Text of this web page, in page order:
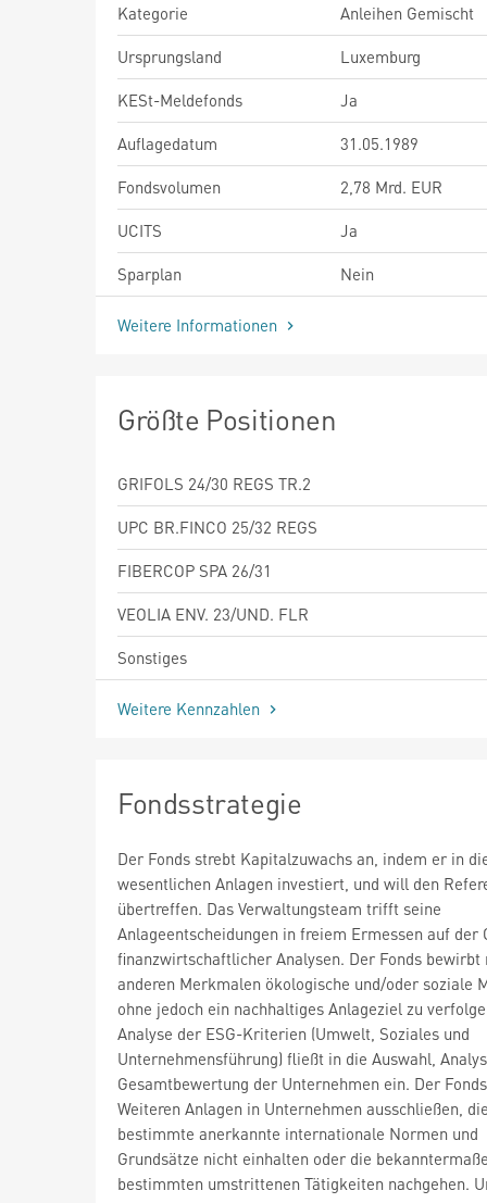
Kategorie
Anleihen Gemischt
Ursprungsland
Luxemburg
KESt-Meldefonds
Ja
Auflagedatum
31.05.1989
Fondsvolumen
2,78 Mrd. EUR
UCITS
Ja
Sparplan
Nein
Weitere Informationen
Größte Positionen
GRIFOLS 24/30 REGS TR.2
UPC BR.FINCO 25/32 REGS
FIBERCOP SPA 26/31
VEOLIA ENV. 23/UND. FLR
Sonstiges
Weitere Kennzahlen
Fondsstrategie
Der Fonds strebt Kapitalzuwachs an, indem er in
wesentlichen Anlagen investiert, und will den
übertreffen. Das Verwaltungsteam trifft seine
Anlageentscheidungen in freiem Ermessen auf der
finanzwirtschaftlicher Analysen. Der Fonds bewirbt
anderen Merkmalen ökologische und/oder soziale
ohne jedoch ein nachhaltiges Anlageziel zu
Analyse der ESG-Kriterien (Umwelt, Soziales und
Unternehmensführung) fließt in die Auswahl,
Gesamtbewertung der Unternehmen ein. Der
Weiteren Anlagen in Unternehmen ausschließen,
bestimmte anerkannte internationale Normen und
Grundsätze nicht einhalten oder die
bestimmten umstrittenen Tätigkeiten nachgehen.